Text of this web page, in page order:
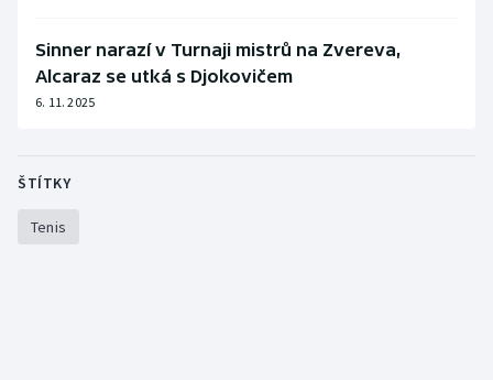
Sinner narazí v Turnaji mistrů na Zvereva,
Alcaraz se utká s Djokovičem
6. 11. 2025
ŠTÍTKY
Tenis